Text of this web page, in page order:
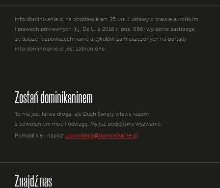
Info.dominikanie.pl na podstawie art. 25 ust. 1 ustawy o prawie autorskim
i prawach pokrewnych (t.j. Dz.U. z 2016 r. poz. 666) wyraźnie zastrzega,
że dalsze rozpowszechnianie artykułów zamieszczonych na portalu
info.dominikanie.pl jest zabronione.
Zostań dominikaninem
To nie jest łatwa droga, ale Duch Święty wlewa razem
z powołaniem moc i odwagę. My już podjęliśmy wyzwanie.
Pomódl się i napisz: powolania@dominikanie.pl
Znajdź nas